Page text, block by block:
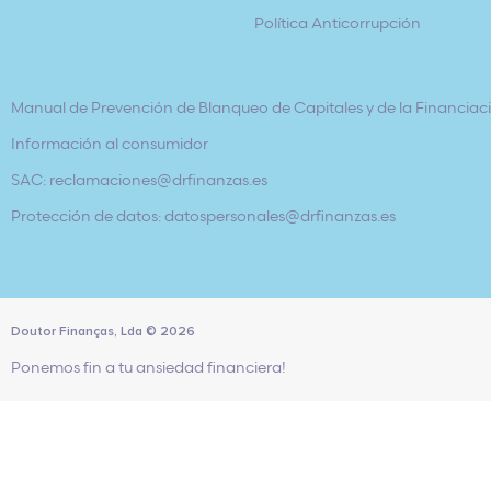
Política Anticorrupción
Manual de Prevención de Blanqueo de Capitales y de la
Información al consumidor
SAC: reclamaciones@drfinanzas.es
Protección de datos: datospersonales@drfinanzas.es
Doutor Finanças, Lda © 2026
Ponemos fin a tu ansiedad financiera!